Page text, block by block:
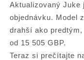
Aktualizovaný Juke
objednávku. Model
drahší ako
od 15 505 GBP.
Teraz si prečítajte